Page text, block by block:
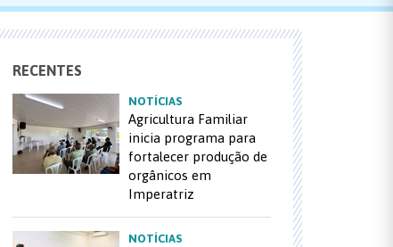
RECENTES
NOTÍCIAS
Agricultura Familiar
inicia programa para
fortalecer produção de
orgânicos em
Imperatriz
NOTÍCIAS